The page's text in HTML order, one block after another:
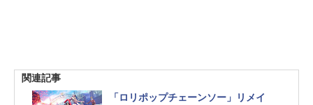
関連記事
「ロリポップチェーンソー」リメイ